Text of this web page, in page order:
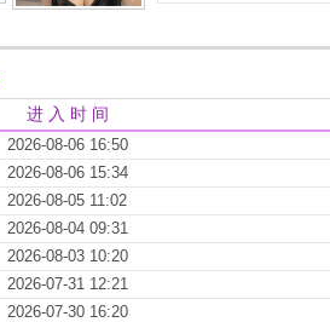
进 入 时 间
2026-08-06 16:50
2026-08-06 15:34
2026-08-05 11:02
2026-08-04 09:31
2026-08-03 10:20
2026-07-31 12:21
2026-07-30 16:20